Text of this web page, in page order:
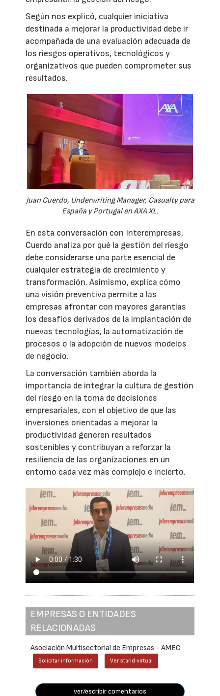
Según nos explicó, cualquier iniciativa
destinada a mejorar la productividad debe ir
acompañada de una evaluación adecuada de
los riesgos operativos, tecnológicos y
organizativos que pueden comprometer sus
resultados.
Juan Cuerdo, Underwriting Manager, Casualty para
España y Portugal en AXA XL.
En esta conversación con Interempresas,
Cuerdo analiza por qué la gestión del riesgo
debe considerarse una parte esencial de
cualquier estrategia de crecimiento y
transformación. Asimismo, explica cómo
una visión preventiva permite a las
empresas afrontar con mayores garantías
los desafíos derivados de la implantación de
nuevas tecnologías, la automatización de
procesos o la adopción de nuevos modelos
de negocio.
La conversación también aborda la
importancia de integrar la cultura de gestión
del riesgo en la toma de decisiones
empresariales, con el objetivo de que las
inversiones orientadas a mejorar la
productividad generen resultados
sostenibles y contribuyan a reforzar la
resiliencia de las organizaciones en un
entorno cada vez más complejo e incierto.
EMPRESAS O ENTIDADES
RELACIONADAS
Asociación Multisectorial de Empresas - AMEC
Solicitar información Ver stand virtual
ver/escribir comentarios